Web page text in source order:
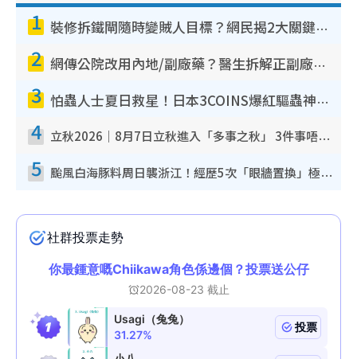
1 裝修拆鐵閘隨時變賊人目標？網民揭2大關鍵用途：裝新式等於白裝？附新舊鐵閘分別
2 網傳公院改用內地/副廠藥？醫生拆解正副廠分別 揭4類人換藥隨時出事
3 怕蟲人士夏日救星！日本3COINS爆紅驅蟲神器$45起 1招「全程免觸碰」輕鬆搞定小強
4 立秋2026｜8月7日立秋進入「多事之秋」 3件事唔做得！專家教6招開運 清枱頭／銀包納氣接好運
5 颱風白海豚料周日襲浙江！經歷5次「眼牆置換」極罕見 成登陸內地最長途颱風